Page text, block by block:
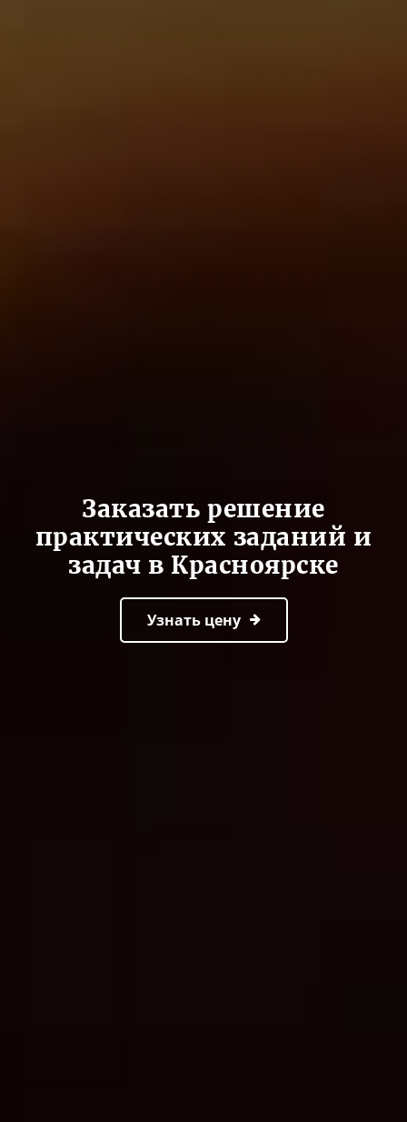
Заказать решение
практических заданий и
задач в Красноярске
Узнать цену